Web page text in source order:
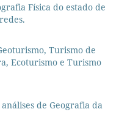
Física do estado de
Turismo de
Ecoturismo e Turismo
de Geografia da